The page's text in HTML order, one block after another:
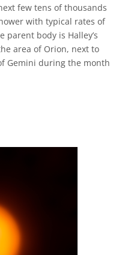
few tens of thousands
with typical rates of
parent body is Halley’s
area of Orion, next to
Gemini during the month
Attribution 4.0